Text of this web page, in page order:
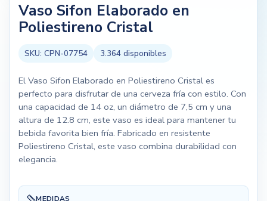
Vaso Sifon Elaborado en
Poliestireno Cristal
SKU: CPN-07754 3.364disponibles
El Vaso Sifon Elaborado en Poliestireno Cristal es
perfecto para disfrutar de una cerveza fría con estilo. Con
una capacidad de 14 oz, un diámetro de 7,5 cm y una
altura de 12.8 cm, este vaso es ideal para mantener tu
bebida favorita bien fría. Fabricado en resistente
Poliestireno Cristal, este vaso combina durabilidad con
elegancia.
MEDIDAS